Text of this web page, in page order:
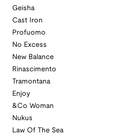
Geisha
Cast Iron
Profuomo
No Excess
New Balance
Rinascimento
Tramontana
Enjoy
&Co Woman
Nukus
Law Of The Sea